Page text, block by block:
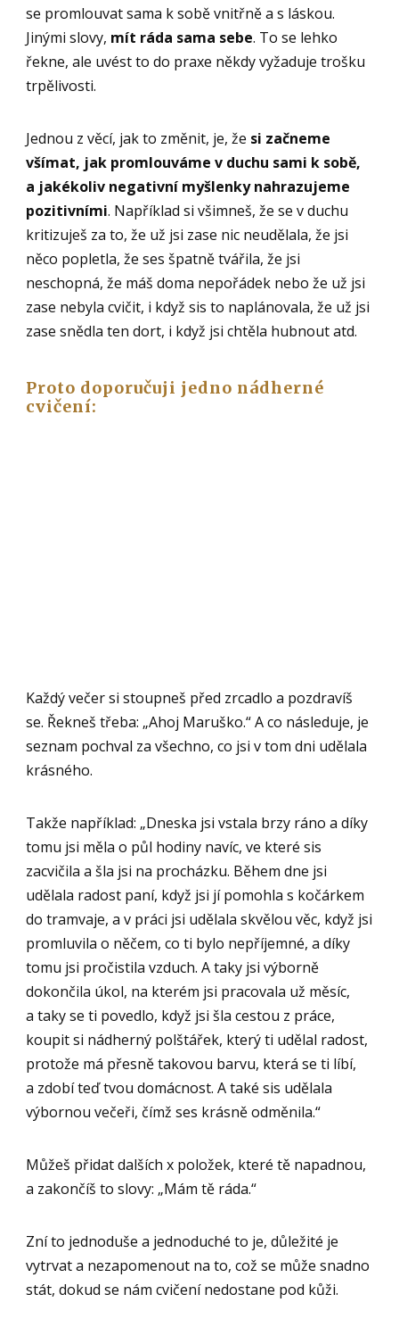
se promlouvat sama k sobě vnitřně a s láskou.
Jinými slovy, mít ráda sama sebe. To se lehko
řekne, ale uvést to do praxe někdy vyžaduje trošku
trpělivosti.
Jednou z věcí, jak to změnit, je, že si začneme
všímat, jak promlouváme v duchu sami k sobě,
a jakékoliv negativní myšlenky nahrazujeme
pozitivními. Například si všimneš, že se v duchu
kritizuješ za to, že už jsi zase nic neudělala, že jsi
něco popletla, že ses špatně tvářila, že jsi
neschopná, že máš doma nepořádek nebo že už jsi
zase nebyla cvičit, i když sis to naplánovala, že už jsi
zase snědla ten dort, i když jsi chtěla hubnout atd.
Proto doporučuji jedno nádherné
cvičení:
Každý večer si stoupneš před zrcadlo a pozdravíš
se. Řekneš třeba: „Ahoj Maruško.“ A co následuje, je
seznam pochval za všechno, co jsi v tom dni udělala
krásného.
Takže například: „Dneska jsi vstala brzy ráno a díky
tomu jsi měla o půl hodiny navíc, ve které sis
zacvičila a šla jsi na procházku. Během dne jsi
udělala radost paní, když jsi jí pomohla s kočárkem
do tramvaje, a v práci jsi udělala skvělou věc, když jsi
promluvila o něčem, co ti bylo nepříjemné, a díky
tomu jsi pročistila vzduch. A taky jsi výborně
dokončila úkol, na kterém jsi pracovala už měsíc,
a taky se ti povedlo, když jsi šla cestou z práce,
koupit si nádherný polštářek, který ti udělal radost,
protože má přesně takovou barvu, která se ti líbí,
a zdobí teď tvou domácnost. A také sis udělala
výbornou večeři, čímž ses krásně odměnila.“
Můžeš přidat dalších x položek, které tě napadnou,
a zakončíš to slovy: „Mám tě ráda.“
Zní to jednoduše a jednoduché to je, důležité je
vytrvat a nezapomenout na to, což se může snadno
stát, dokud se nám cvičení nedostane pod kůži.